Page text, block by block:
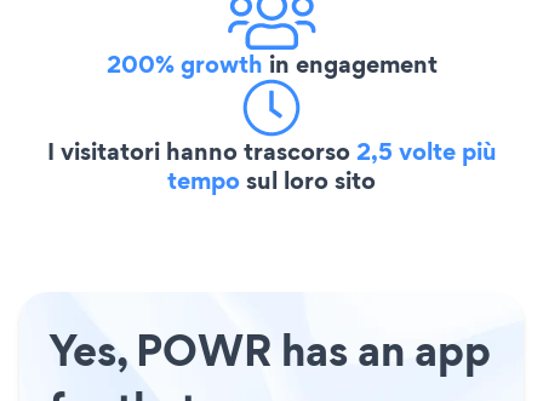
200% growth in engagement
I visitatori hanno trascorso2,5 volte più
temposul loro sito
Yes, POWR has an app